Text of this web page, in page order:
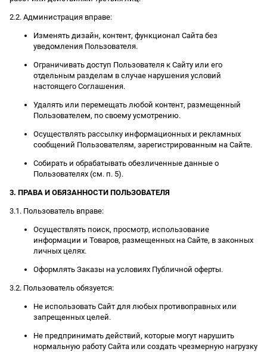
2.2. Администрация вправе:
Изменять дизайн, контент, функционал Сайта без
уведомления Пользователя.
Ограничивать доступ Пользователя к Сайту или его
отдельным разделам в случае нарушения условий
настоящего Соглашения.
Удалять или перемещать любой контент, размещенный
Пользователем, по своему усмотрению.
Осуществлять рассылку информационных и рекламных
сообщений Пользователям, зарегистрированным на Сайте.
Собирать и обрабатывать обезличенные данные о
Пользователях (см. п. 5).
3. ПРАВА И ОБЯЗАННОСТИ ПОЛЬЗОВАТЕЛЯ
3.1. Пользователь вправе:
Осуществлять поиск, просмотр, использование
информации и Товаров, размещенных на Сайте, в законных
личных целях.
Оформлять Заказы на условиях Публичной оферты.
3.2. Пользователь обязуется:
Не использовать Сайт для любых противоправных или
запрещенных целей.
Не предпринимать действий, которые могут нарушить
нормальную работу Сайта или создать чрезмерную нагрузку